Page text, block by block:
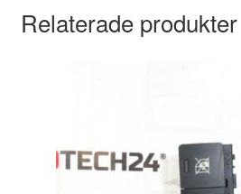
Relaterade produkter